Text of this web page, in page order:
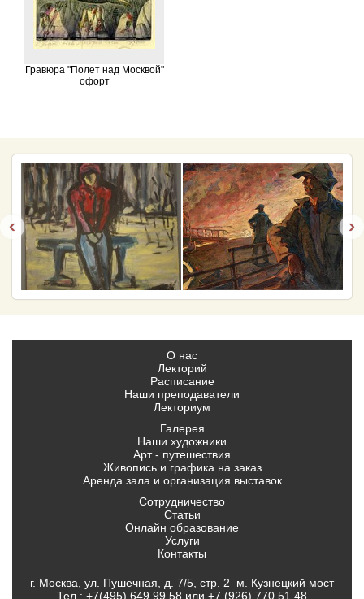
Гравюра "Полет над Москвой"
офорт
‹ ›
О нас
Лекторий
Расписание
Наши преподаватели
Лекториум
Галерея
Наши художники
Арт - путешествия
Живопись и графика на заказ
Аренда зала и организация выставок
Сотрудничество
Статьи
Онлайн образование
Услуги
Контакты
г. Москва, ул. Пушечная, д. 7/5, стр. 2 м. Кузнецкий мост
Тел.: +7(495) 649 99 58 или +7 (926) 770 51 48